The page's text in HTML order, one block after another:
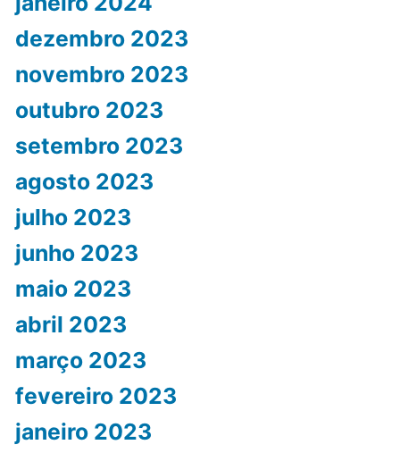
dezembro 2023
novembro 2023
outubro 2023
setembro 2023
agosto 2023
julho 2023
junho 2023
maio 2023
abril 2023
março 2023
fevereiro 2023
janeiro 2023